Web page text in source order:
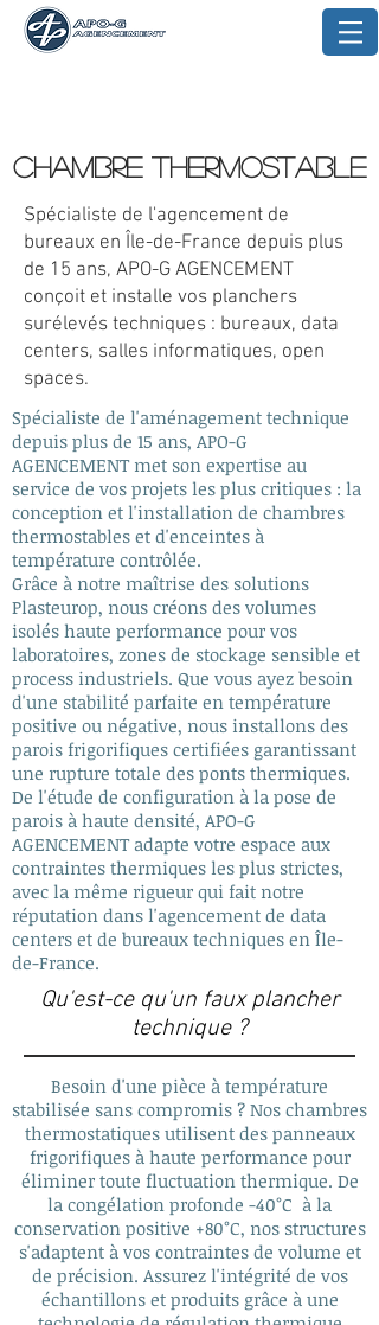
CHAMBRE THERMOSTABLE
Spécialiste de l'agencement de
bureaux en Île-de-France depuis plus
de 15 ans, APO-G AGENCEMENT
conçoit et installe vos planchers
surélevés techniques : bureaux, data
centers, salles informatiques, open
spaces.
Spécialiste de l'aménagement technique
depuis plus de 15 ans, APO-G
AGENCEMENT met son expertise au
service de vos projets les plus critiques : la
conception et l'installation de chambres
thermostables et d'enceintes à
température contrôlée.
Grâce à notre maîtrise des solutions
Plasteurop, nous créons des volumes
isolés haute performance pour vos
laboratoires, zones de stockage sensible et
process industriels. Que vous ayez besoin
d'une stabilité parfaite en température
positive ou négative, nous installons des
parois frigorifiques certifiées garantissant
une rupture totale des ponts thermiques.
De l'étude de configuration à la pose de
parois à haute densité, APO-G
AGENCEMENT adapte votre espace aux
contraintes thermiques les plus strictes,
avec la même rigueur qui fait notre
réputation dans l'agencement de data
centers et de bureaux techniques en Île-
de-France.
Qu'est-ce qu'un faux plancher
technique ?
Besoin d'une pièce à température
stabilisée sans compromis ? Nos chambres
thermostatiques utilisent des panneaux
frigorifiques à haute performance pour
éliminer toute fluctuation thermique. De
la congélation profonde -40°C à la
conservation positive +80°C, nos structures
s'adaptent à vos contraintes de volume et
de précision. Assurez l'intégrité de vos
échantillons et produits grâce à une